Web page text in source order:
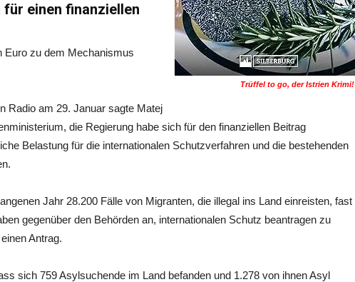
Trüffel to go, der Istrien Krimi!
einen finanziellen
Euro zu dem Mechanismus
Radio am 29. Januar sagte Matej
die Regierung habe sich für den finanziellen Beitrag
Belastung für die internationalen Schutzverfahren und die bestehenden
Jahr 28.200 Fälle von Migranten, die illegal ins Land einreisten, fast
gegenüber den Behörden an, internationalen Schutz beantragen zu
Antrag.
sich 759 Asylsuchende im Land befanden und 1.278 von ihnen Asyl